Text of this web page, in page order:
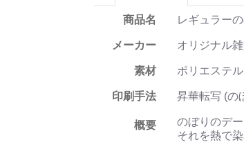
商品名 レギュラー
メーカー オリジナル
素材 ポリエステ
印刷手法 昇華転写 (の
概要
のぼりのデ
それを熱で